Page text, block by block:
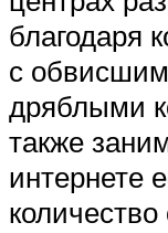
благодаря
с
дряблыми
также
интернете